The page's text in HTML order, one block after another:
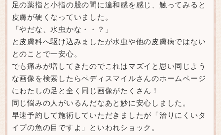
足の薬指と小指の股の間に違和感を感じ、触ってみると
皮膚が硬くなっていました。
「やだな、水虫かな・・？」
と皮膚科へ駆け込みましたが水虫や他の皮膚病ではない
とのことで一安心。
でも痛みが増してきたのでこれはマズイと思い同じよう
な画像を検索したらペディスマイルさんのホームページ
にわたしの足と全く同じ画像がたくさん！
同じ悩みの人がいるんだなあと妙に安心しました。
早速予約して施術していただきましたが「治りにくいタ
イプの魚の目ですよ」といわれショック。